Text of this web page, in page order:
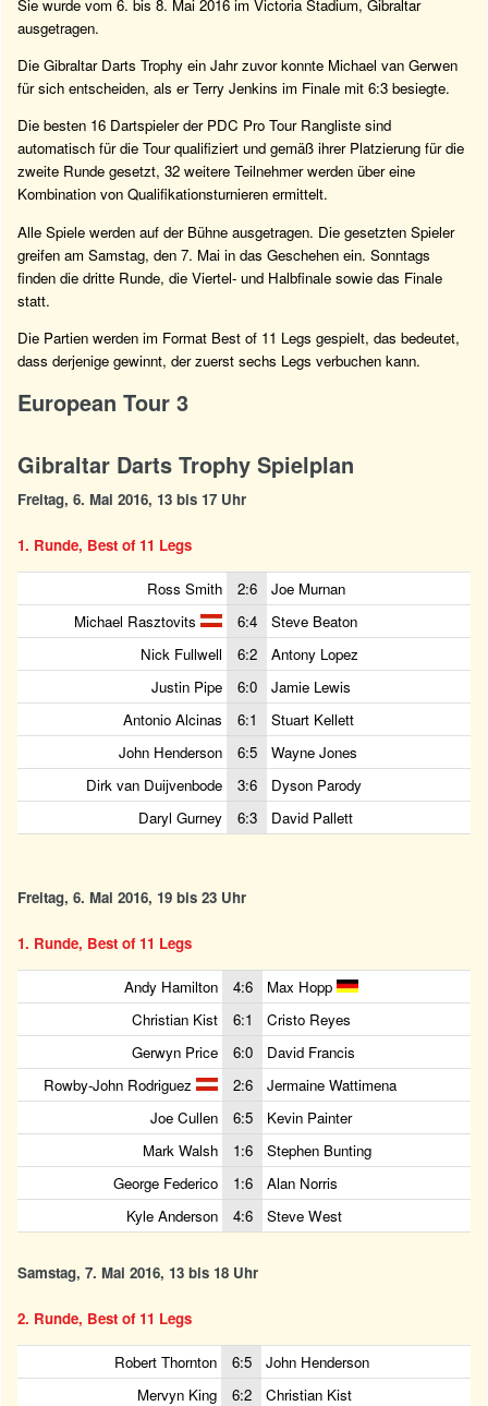
Sie wurde vom 6. bis 8. Mai 2016 im Victoria Stadium, Gibraltar
ausgetragen.
Die Gibraltar Darts Trophy ein Jahr zuvor konnte Michael van Gerwen
für sich entscheiden, als er Terry Jenkins im Finale mit 6:3 besiegte.
Die besten 16 Dartspieler der PDC Pro Tour Rangliste sind
automatisch für die Tour qualifiziert und gemäß ihrer Platzierung für die
zweite Runde gesetzt, 32 weitere Teilnehmer werden über eine
Kombination von Qualifikationsturnieren ermittelt.
Alle Spiele werden auf der Bühne ausgetragen. Die gesetzten Spieler
greifen am Samstag, den 7. Mai in das Geschehen ein. Sonntags
finden die dritte Runde, die Viertel- und Halbfinale sowie das Finale
statt.
Die Partien werden im Format Best of 11 Legs gespielt, das bedeutet,
dass derjenige gewinnt, der zuerst sechs Legs verbuchen kann.
European Tour 3
Gibraltar Darts Trophy Spielplan
Freitag, 6. Mai 2016, 13 bis 17 Uhr
1. Runde, Best of 11 Legs
Ross Smith 2:6
Joe Murnan
Michael Rasztovits
6:4
Steve Beaton
Nick Fullwell
6:2
Antony Lopez
Justin Pipe
6:0
Jamie Lewis
Antonio Alcinas
6:1
Stuart Kellett
John Henderson
6:5
Wayne Jones
Dirk van Duijvenbode
3:6
Dyson Parody
Daryl Gurney
6:3 David Pallett
Freitag, 6. Mai 2016, 19 bis 23 Uhr
1. Runde, Best of 11 Legs
Andy Hamilton 4:6
Max Hopp
Christian Kist
6:1
Cristo Reyes
Gerwyn Price
6:0
David Francis
Rowby-John Rodriguez
2:6
Jermaine Wattimena
Joe Cullen
6:5
Kevin Painter
Mark Walsh
1:6
Stephen Bunting
George Federico
1:6
Alan Norris
Kyle Anderson
4:6 Steve West
Samstag, 7. Mai 2016, 13 bis 18 Uhr
2. Runde, Best of 11 Legs
Robert Thornton 6:5
John Henderson
Mervyn King
6:2
Christian Kist